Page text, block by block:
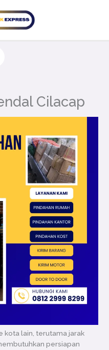
Cilacap
kota lain, terutama jarak
persiapan